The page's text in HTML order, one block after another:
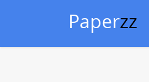
Paperzz